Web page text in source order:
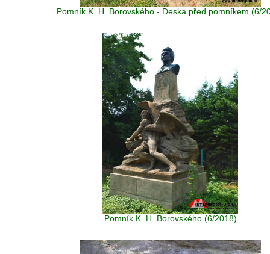
Pomník K. H. Borovského - Deska před pomníkem (6/
Pomník K. H. Borovského (6/2018)